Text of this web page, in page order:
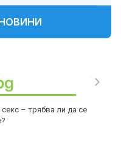
– трябва ли да се